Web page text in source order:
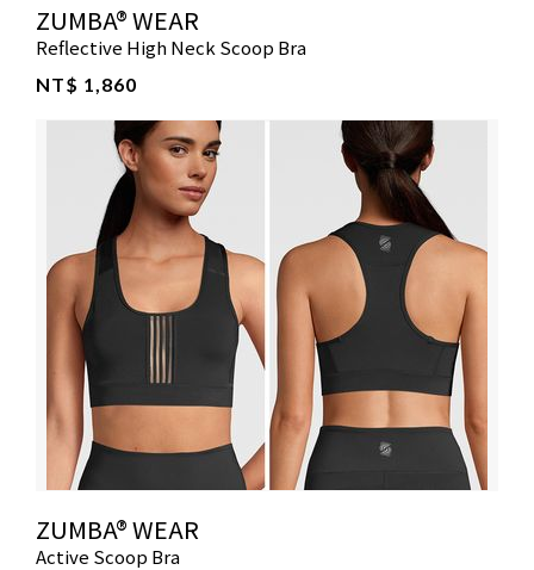
ZUMBA® WEAR
Reflective High Neck Scoop Bra
NT$ 1,860
ZUMBA® WEAR
Active Scoop Bra